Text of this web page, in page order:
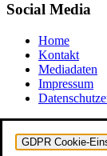
Social Media
Home
Kontakt
Mediadaten
Impressum
GDPR Cookie-